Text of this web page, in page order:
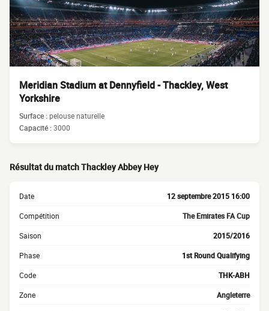
Meridian Stadium at Dennyfield - Thackley, West
Yorkshire
Surface :pelouse naturelle
Capacité :3000
Résultat du match Thackley Abbey Hey
Date 12 septembre 2015 16:00
Compétition The Emirates FA Cup
Saison 2015/2016
Phase 1st Round Qualifying
Code THK-ABH
Zone Angleterre